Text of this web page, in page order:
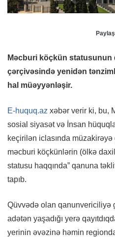
Məcburi köçkün
çərçivəsində yenidən
hal müəyyənləşir.
E-huquq.az xəbər verir ki, bu,
sosial siyasət və İnsan
keçirilən iclasında müzakirəyə
məcburi köçkünlərin (ölkə
statusu haqqında” qanuna
tapıb.
Qüvvədə olan qanunvericiliyə
adətən yaşadığı yerə
yerinin əvəzinə həmin